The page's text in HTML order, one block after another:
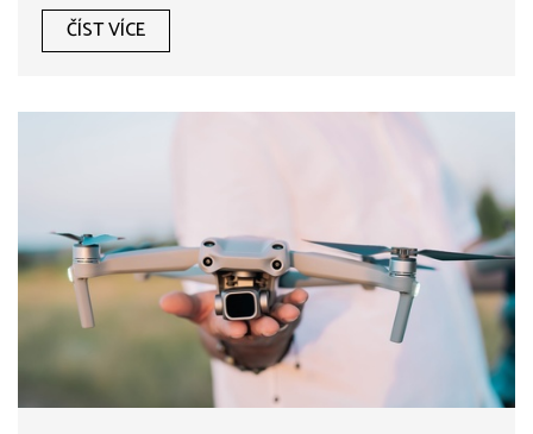
nehrozí žádné riziko.
ČÍST VÍCE